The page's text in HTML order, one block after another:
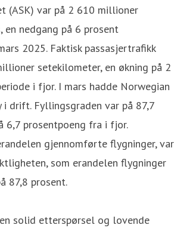
(ASK) var på 2 610 millioner
en nedgang på 6 prosent
2025. Faktisk passasjertrafikk
setekilometer, en økning på 2
i fjor. I mars hadde Norwegian
drift. Fyllingsgraden var på 87,7
6,7 prosentpoeng fra i fjor.
gjennomførte flygninger, var
som erandelen flygninger
87,8 prosent.
solid etterspørsel og lovende